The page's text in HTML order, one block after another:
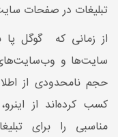
تبلیغات در صفحات
از زمانی که گوگل
سایت‌ها و وب‌سایت‌های
حجم نامحدودی از
کسب کرده‌اند از
مناسبی را برای